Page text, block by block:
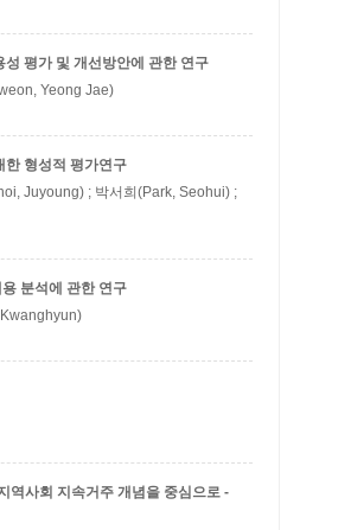
평가 및 개선방안에 관한 연구
Yeong Jae)
한 형성적 평가연구
Juyoung) ; 박서희(Park, Seohui) ;
분석에 관한 연구
역사회 지속거주 개념을 중심으로 -